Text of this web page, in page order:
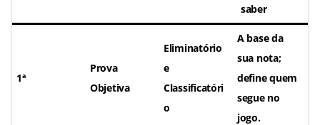
saber
1ª
Prova
Objetiva
Eliminatório
e
Classificatóri
o
A base da
sua nota;
define quem
segue no
jogo.